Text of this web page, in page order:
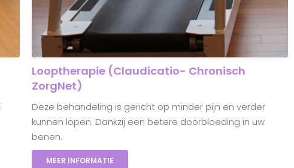
Looptherapie (Claudicatio- Chronisch
ZorgNet)
Deze behandeling is gericht op minder pijn en verder
kunnen lopen. Dankzij een betere doorbloeding in uw
benen.
MEER INFORMATIE